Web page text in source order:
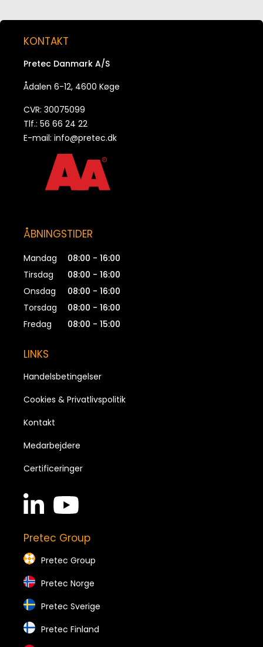
KONTAKT
Pretec Danmark A/S
Ådalen 6-12, 4600 Køge
CVR: 30075099
Tlf.: 56 66 24 22
E-mail: info@pretec.dk
ÅBNINGSTIDER
Mandag
08:00 - 16:00
Tirsdag
08:00 - 16:00
Onsdag
08:00 - 16:00
Torsdag
08:00 - 16:00
Fredag
08:00 - 15:00
LINKS
Handelsbetingelser
Cookies & Privatlivspolitik
Kontakt
Medarbejdere
Certificeringer
linkedin
in
Pretec Group
Pretec Group
Pretec Norge
Pretec Sverige
Pretec Finland